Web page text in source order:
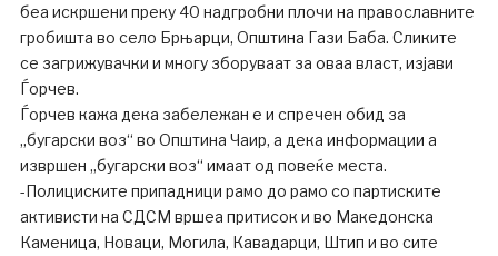
беа искршени преку 40 надгробни плочи на православните
гробишта во село Брњарци, Општина Гази Баба. Сликите
се загрижувачки и многу зборуваат за оваа власт, изјави
Ѓорчев.
Ѓорчев кажа дека забележан е и спречен обид за
„бугарски воз“ во Општина Чаир, а дека информации а
извршен „бугарски воз“ имаат од повеќе места.
-Полициските припадници рамо до рамо со партиските
активисти на СДСМ вршеа притисок и во Македонска
Каменица, Новаци, Могила, Кавадарци, Штип и во сите